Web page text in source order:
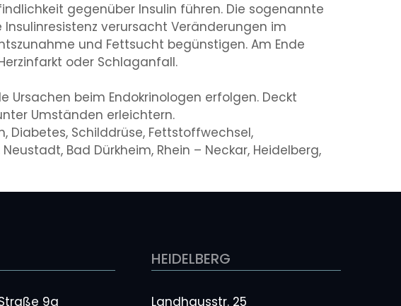
gegenüber Insulin führen. Die sogenannte
verursacht Veränderungen im
und Fettsucht begünstigen. Am Ende
oder Schlaganfall.
beim Endokrinologen erfolgen. Deckt
Umständen erleichtern.
Diabetes, Schilddrüse, Fettstoffwechsel,
Bad Dürkheim, Rhein – Neckar, Heidelberg,
9a
HEIDELBERG
Landhausstr. 25